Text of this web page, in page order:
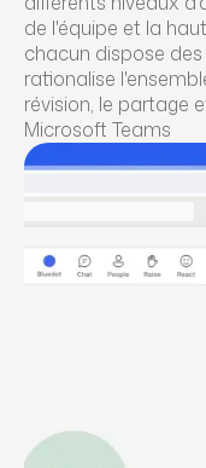
de l'équipe et la
chacun dispose
rationalise
révision, le partage
Microsoft Teams